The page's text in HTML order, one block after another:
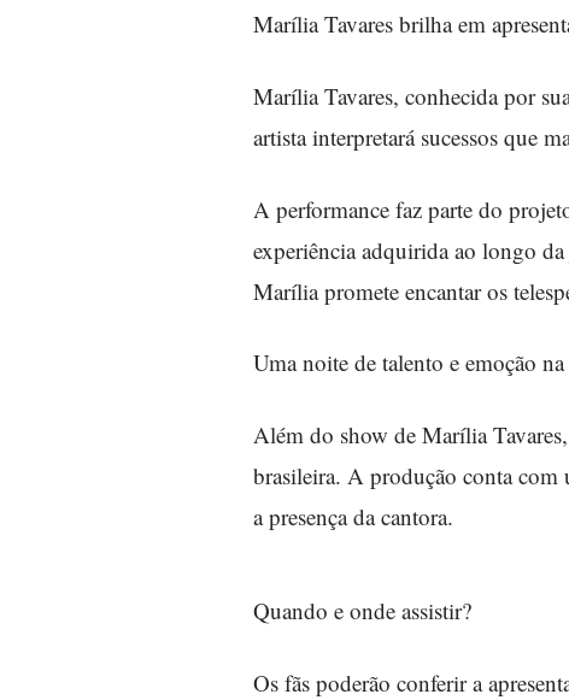
Marília Tavares brilha em
Marília Tavares, conhecida por
artista interpretará sucessos que
A performance faz parte do
experiência adquirida ao longo
Marília promete encantar os
Uma noite de talento e emoção
Além do show de Marília
brasileira. A produção conta com
a presença da cantora.
Quando e onde assistir?
Os fãs poderão conferir a